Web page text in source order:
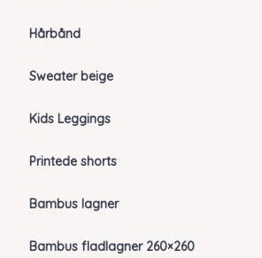
Hårbånd
Sweater beige
Kids Leggings
Printede shorts
Bambus lagner
Bambus fladlagner 260×260